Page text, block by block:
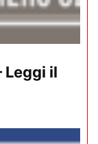
Leggi il